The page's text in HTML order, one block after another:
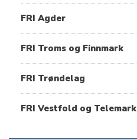
FRI Agder
FRI Troms og Finnmark
FRI Trøndelag
FRI Vestfold og Telemark